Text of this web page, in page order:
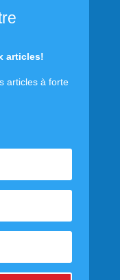
articles!
articles à forte